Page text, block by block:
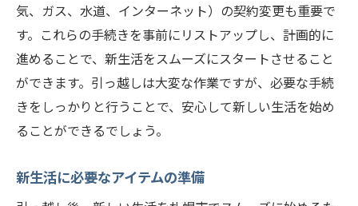
気、ガス、水道、インターネット）の契約変更も重要で
す。これらの手続きを事前にリストアップし、計画的に
進めることで、新生活をスムーズにスタートさせること
ができます。引っ越しは大変な作業ですが、必要な手続
きをしっかりと行うことで、安心して新しい生活を始め
ることができるでしょう。
新生活に必要なアイテムの準備